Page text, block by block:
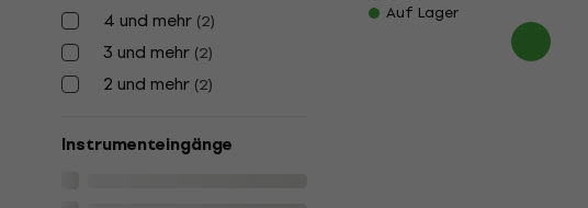
4 und mehr (2)
3 und mehr (2)
2 und mehr (2)
Instrumenteingänge
Auf Lager